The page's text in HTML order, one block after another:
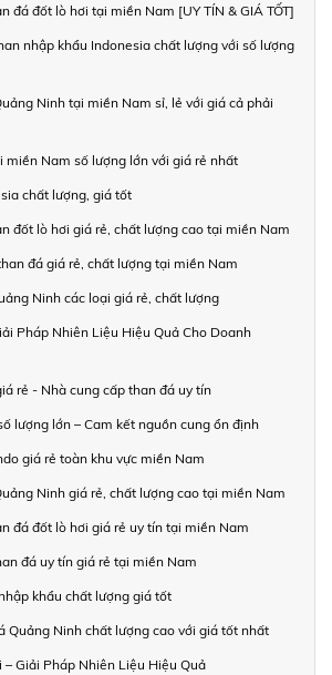
đá đốt lò hơi tại miền Nam [UY TÍN & GIÁ TỐT]
nhập khẩu Indonesia chất lượng với số lượng
Ninh tại miền Nam sỉ, lẻ với giá cả phải
miền Nam số lượng lớn với giá rẻ nhất
chất lượng, giá tốt
đốt lò hơi giá rẻ, chất lượng cao tại miền Nam
đá giá rẻ, chất lượng tại miền Nam
Ninh các loại giá rẻ, chất lượng
Pháp Nhiên Liệu Hiệu Quả Cho Doanh
rẻ - Nhà cung cấp than đá uy tín
lượng lớn – Cam kết nguồn cung ổn định
giá rẻ toàn khu vực miền Nam
Ninh giá rẻ, chất lượng cao tại miền Nam
đá đốt lò hơi giá rẻ uy tín tại miền Nam
đá uy tín giá rẻ tại miền Nam
khẩu chất lượng giá tốt
Quảng Ninh chất lượng cao với giá tốt nhất
Giải Pháp Nhiên Liệu Hiệu Quả